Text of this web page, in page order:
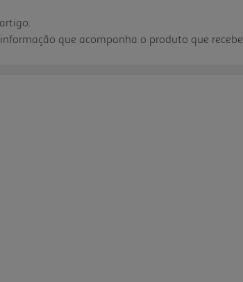
que acompanha o produto que recebe.